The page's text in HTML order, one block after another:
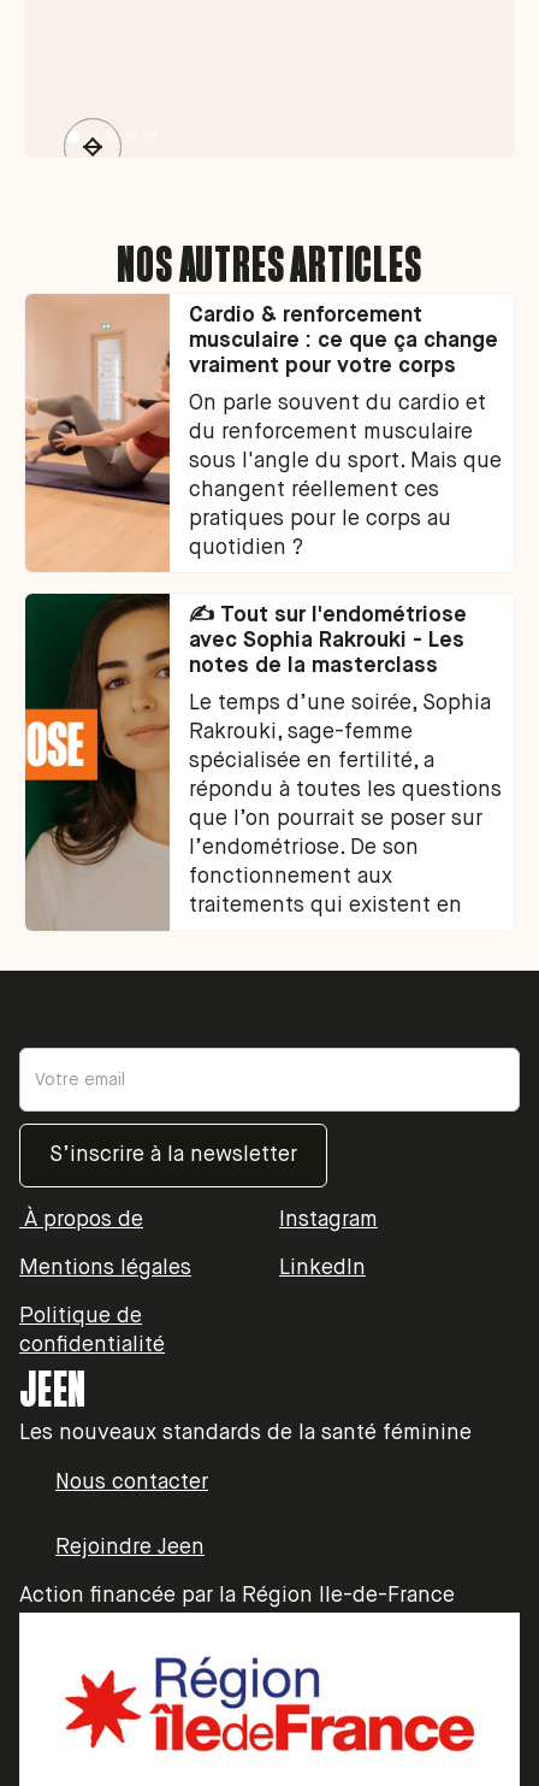
NOS AUTRES ARTICLES
Cardio & renforcement
musculaire : ce que ça change
vraiment pour votre corps
On parle souvent du cardio et
du renforcement musculaire
sous l'angle du sport. Mais que
changent réellement ces
pratiques pour le corps au
quotidien ?
✍️ Tout sur l'endométriose
avec Sophia Rakrouki - Les
notes de la masterclass
Le temps d’une soirée, Sophia
Rakrouki, sage-femme
spécialisée en fertilité, a
répondu à toutes les questions
que l’on pourrait se poser sur
l’endométriose. De son
fonctionnement aux
traitements qui existent en
JEEN
Les nouveaux standards de la santé féminine
Nous contacter
Rejoindre Jeen
Action financée par la Région Ile-de-France
À propos de Instagram
Mentions légales LinkedIn
Politique de
confidentialité